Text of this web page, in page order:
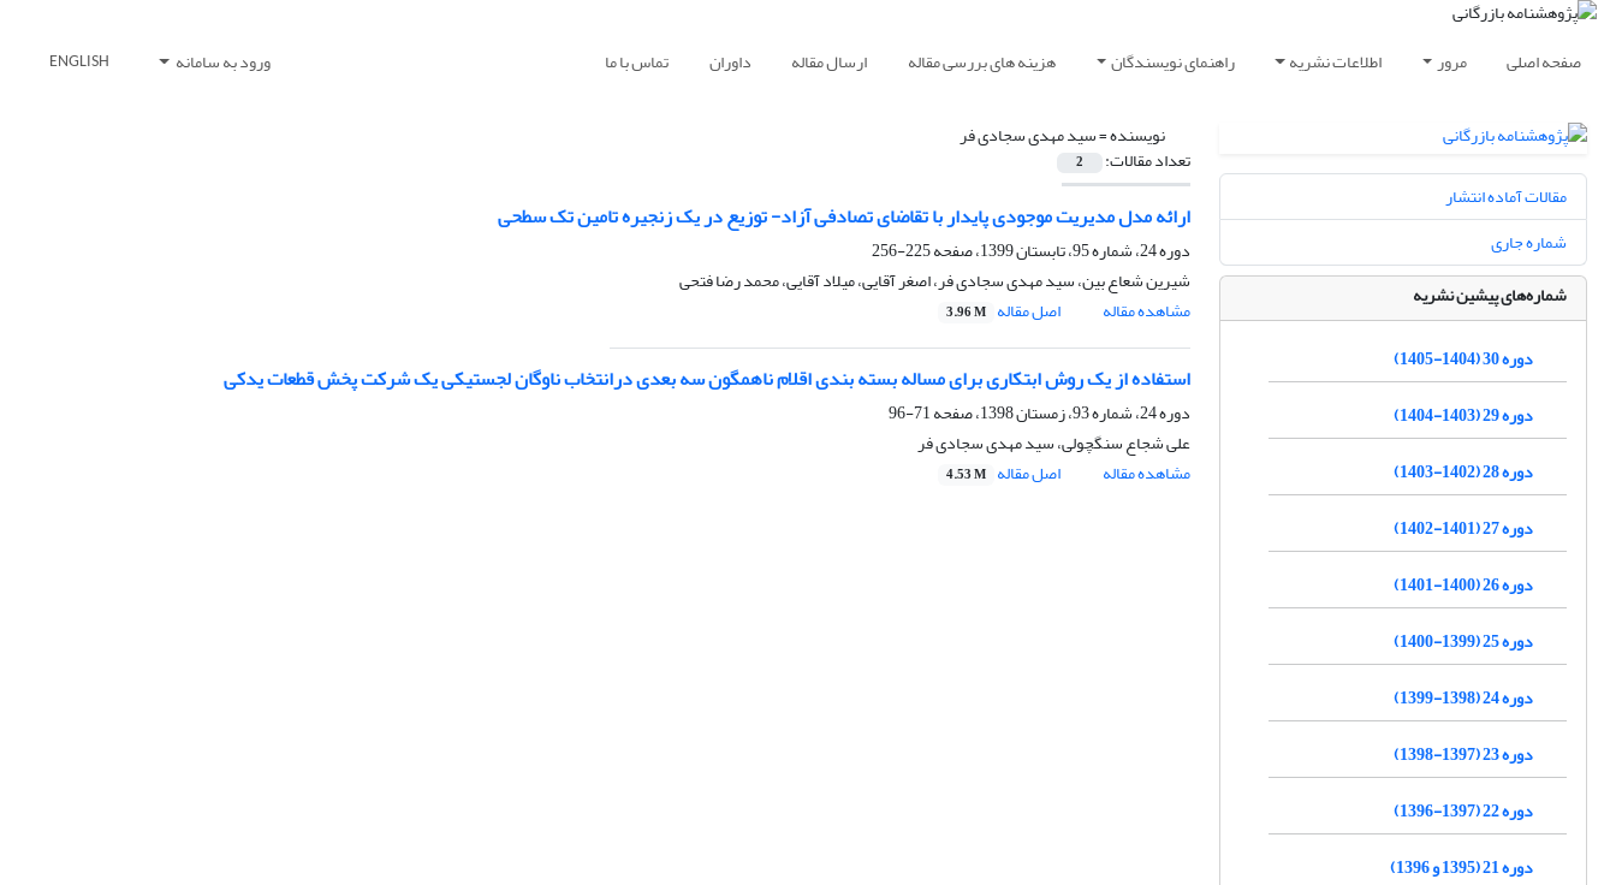
صفحه اصلی مرور اطلاعات نشریه راهنمای نویسندگان هزینه های بررسی مقاله ارسال مقاله داوران تماس با ما ورود به سامانه ENGLISH
نویسنده =سید مهدی سجادی فر
تعداد مقالات: 2
ارائه مدل مدیریت موجودی پایدار با تقاضای تصادفی آزاد- توزیع در یک زنجیره تامین تک سطحی
دوره 24، شماره 95، تابستان 1399، صفحه
225-256
شیرین شعاع بین، سید مهدی سجادی فر، اصغر آقایی، میلاد آقایی، محمد رضا فتحی
مشاهده مقاله
اصل مقاله 3.96 M
استفاده از یک روش ابتکاری برای مساله بسته بندی اقلام ناهمگون سه بعدی درانتخاب ناوگان لجستیکی یک شرکت پخش قطعات یدکی
دوره 24، شماره 93، زمستان 1398، صفحه
71-96
علی شجاع سنگچولی، سید مهدی سجادی فر
مشاهده مقاله
اصل مقاله 4.53 M
مقالات آماده انتشار
شماره جاری
شماره‌های پیشین نشریه
دوره 30 (1404-1405)
دوره 29 (1403-1404)
دوره 28 (1402-1403)
دوره 27 (1401-1402)
دوره 26 (1400-1401)
دوره 25 (1399-1400)
دوره 24 (1398-1399)
دوره 23 (1397-1398)
دوره 22 (1397-1396)
دوره 21 (1395 و 1396)